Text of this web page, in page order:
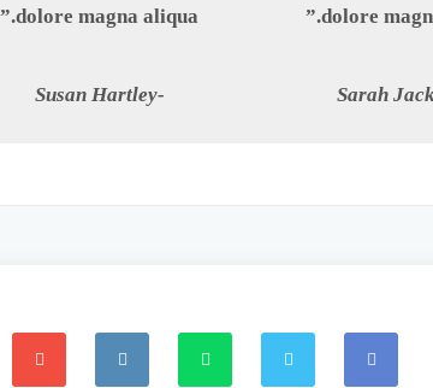
dolore
dolore magna aliqua.”
-Susan Hartley